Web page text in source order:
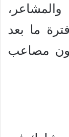
ما بعد
مصاعب